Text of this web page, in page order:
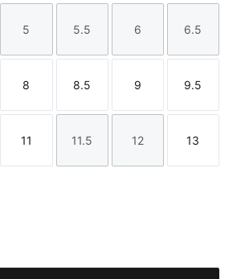
Talla
5
Talla
5.5
Talla
6
Talla
6.5
Talla
8
Talla
8.5
Talla
9
Talla
9.5
Talla
11
Talla
11.5
Talla
12
Talla
13